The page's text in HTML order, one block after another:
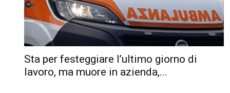
Sta per festeggiare l’ultimo giorno di
lavoro, ma muore in azienda,...